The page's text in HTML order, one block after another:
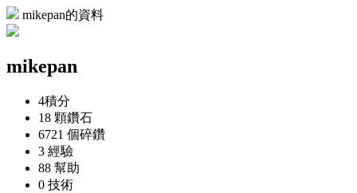
mikepan的資料
mikepan
4積分
18 顆鑽石
6721 個碎鑽
3 經驗
88 幫助
0 技術